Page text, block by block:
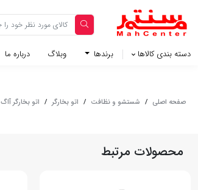
دسته بندی کالاها برندها وبلاگ‌ درباره ما
صفحه اصلی / شستشو و نظافت / اتو بخارگر / اتو بخارگر آاگ
محصولات مرتبط